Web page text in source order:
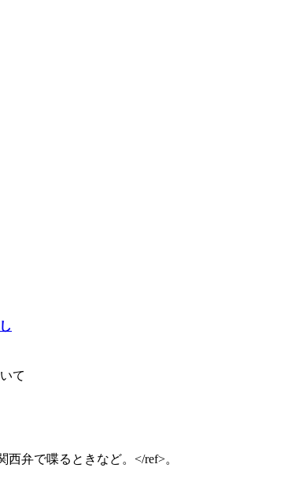
て
弁で喋るときなど。</ref>。